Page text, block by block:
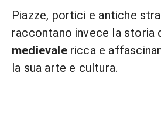
Piazze, portici e antiche
raccontano invece la storia
medievalericca e
la sua arte e cultura.